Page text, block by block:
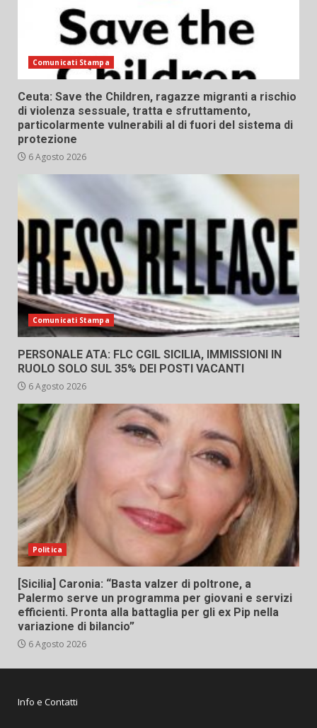
Comunicati Stampa
Ceuta: Save the Children, ragazze migranti a rischio
di violenza sessuale, tratta e sfruttamento,
particolarmente vulnerabili al di fuori del sistema di
protezione
6 Agosto 2026
Comunicati Stampa
PERSONALE ATA: FLC CGIL SICILIA, IMMISSIONI IN
RUOLO SOLO SUL 35% DEI POSTI VACANTI
6 Agosto 2026
Politica
[Sicilia] Caronia: “Basta valzer di poltrone, a
Palermo serve un programma per giovani e servizi
efficienti. Pronta alla battaglia per gli ex Pip nella
variazione di bilancio”
6 Agosto 2026
Info e Contatti